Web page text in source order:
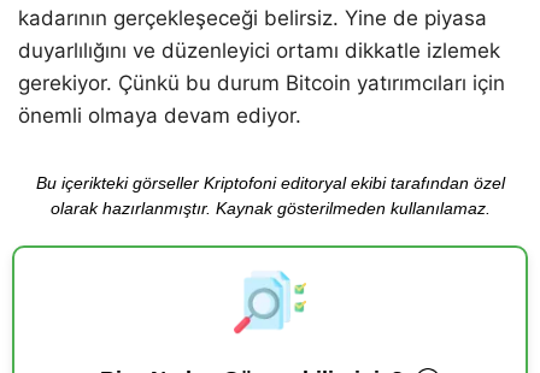
kadarının gerçekleşeceği belirsiz. Yine de piyasa
duyarlılığını ve düzenleyici ortamı dikkatle izlemek
gerekiyor. Çünkü bu durum Bitcoin yatırımcıları için
önemli olmaya devam ediyor.
Bu içerikteki görseller Kriptofoni editoryal ekibi tarafından özel
olarak hazırlanmıştır. Kaynak gösterilmeden kullanılamaz.